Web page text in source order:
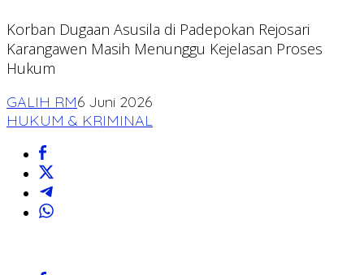
Korban Dugaan Asusila di Padepokan Rejosari
Karangawen Masih Menunggu Kejelasan Proses
Hukum
GALIH RM6 Juni 2026
HUKUM & KRIMINAL